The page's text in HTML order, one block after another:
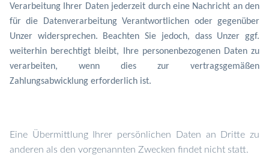
Verarbeitung Ihrer Daten jederzeit durch eine Nachricht an den
für die Datenverarbeitung Verantwortlichen oder gegenüber
Unzer widersprechen. Beachten Sie jedoch, dass Unzer ggf.
weiterhin berechtigt bleibt, Ihre personenbezogenen Daten zu
verarbeiten, wenn dies zur vertragsgemäßen
Zahlungsabwicklung erforderlich ist.
Eine Übermittlung Ihrer persönlichen Daten an Dritte zu
anderen als den vorgenannten Zwecken findet nicht statt.